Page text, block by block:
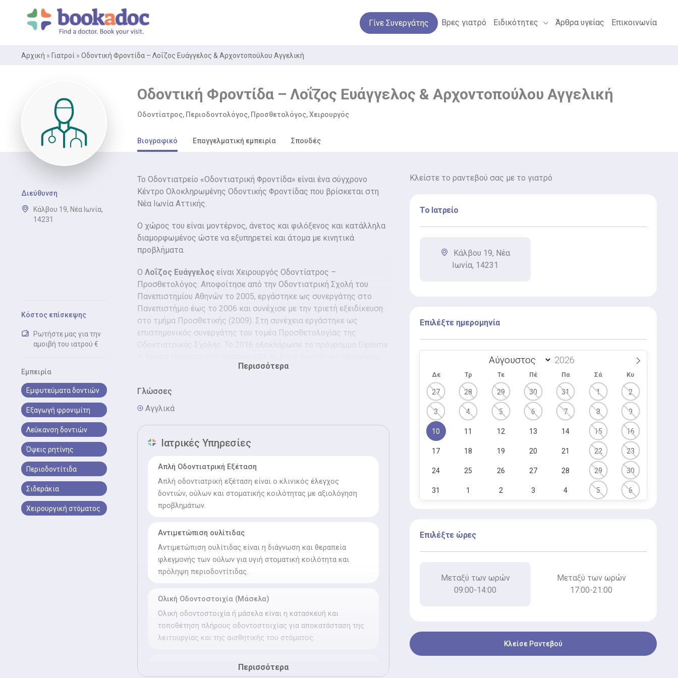
περιεχόμενο
Γίνε Συνεργάτης Βρες γιατρό Ειδικότητες Άρθρα υγείας Επικοινωνία
Αρχική » Γιατροί » Οδοντική Φροντίδα – Λοΐζος Ευάγγελος & Αρχοντοπούλου Αγγελική
Οδοντική Φροντίδα – Λοΐζος Ευάγγελος & Αρχοντοπούλου Αγγελική
Οδοντίατρος, Περιοδοντολόγος, Προσθετολόγος, Χειρουργός
Διεύθυνση
Κάλβου 19, Νέα Ιωνία,
14231
Κόστος επίσκεψης
Ρωτήστε μας για την
αμοιβή του ιατρού €
Εμπειρία
Εμφυτεύματα δοντιών
Εξαγωγή φρονιμίτη
Λεύκανση δοντιών
Όψεις ρητίνης
Περιοδοντίτιδα
Σιδεράκια
Χειρουργική στόματος
Βιογραφικό Επαγγελματική εμπειρία Σπουδές
Το Οδοντιατρείο «Οδοντιατρική Φροντίδα» είναι ένα σύγχρονο
Κέντρο Ολοκληρωμένης Οδοντικής Φροντίδας που βρίσκεται στη
Νέα Ιωνία Αττικής.
Ο χώρος του είναι μοντέρνος, άνετος και φιλόξενος και κατάλληλα
διαμορφωμένος ώστε να εξυπηρετεί και άτομα με κινητικά
προβλήματα.
Ο Λοΐζος Ευάγγελος είναι Χειρουργός Οδοντίατρος –
Προσθετολόγος. Αποφοίτησε από την Οδοντιατρική Σχολή του
Πανεπιστημίου Αθηνών το 2005, εργάστηκε ως συνεργάτης στο
Πανεπιστήμιο έως το 2006 και συνέχισε με την τριετή εξειδίκευση
στο τμήμα Προσθετικής (2009). Στη συνέχεια εργάστηκε ως
επιστημονικός συνεργάτης του τομέα Προσθετολογίας της
Οδοντιατρικής Σχολής. Το 2016 ολοκλήρωσε το πρόγραμμα Diploma
Διδάκτορας της Οδοντιατρικής Σχολής του Πανεπιστημίου Αθηνών.
ΗΑρχοντοπούλου Αγγελική
Περιοδοντολόγος. Αποφοίτησε από την Οδοντιατρική Σχολή του
Πανεπιστημίου Αθηνών το 2005, εργάστηκε ως συνεργάτης στο
Πανεπιστήμιο έως το 2007 και συνέχισε με την τριετή εξειδίκευση
στο τμήμα Περιοδοντολογίας και Εμφυτευμάτων του
Πανεπιστημίου Αθηνών (2010).
Περισσότερα
Γλώσσες
Αγγλικά
Ιατρικές Υπηρεσίες
Απλή Οδοντιατρική Εξέταση
Απλή οδοντιατρική εξέταση είναι ο κλινικός έλεγχος
δοντιών, ούλων και στοματικής κοιλότητας με αξιολόγηση
προβλημάτων.
Αντιμετώπιση ουλίτιδας
Αντιμετώπιση ουλίτιδας είναι η διάγνωση και θεραπεία
φλεγμονής των ούλων για υγιή στοματική κοιλότητα και
πρόληψη περιοδοντίτιδας.
Ολική Οδοντοστοιχία (Μάσελα)
Ολική οδοντοστοιχία ή μάσελα είναι η κατασκευή και
τοποθέτηση πλήρους οδοντοστοιχίας για αποκατάσταση της
λειτουργίας και της αισθητικής του στόματος.
Απονεύρωση δοντιών (Ενδοδοντία)
Περισσότερα
Κλείστε το ραντεβού σας με το γιατρό
Το Ιατρείο
Κάλβου 19, Νέα
Ιωνία, 14231
Επιλέξτε ημερομηνία
Δε Τρ Τε Πέ Πα Σά Κυ
27 28 29 30 31 1 2
3 4 5 6 7 8 9
10 11 12 13 14 15 16
17 18 19 20 21 22 23
24 25 26 27 28 29 30
31 1 2 3 4 5 6
Επιλέξτε ώρες
Μεταξύ των ωρών
09:00-14:00
Μεταξύ των ωρών
17:00-21:00
Κλείσε Ραντεβού